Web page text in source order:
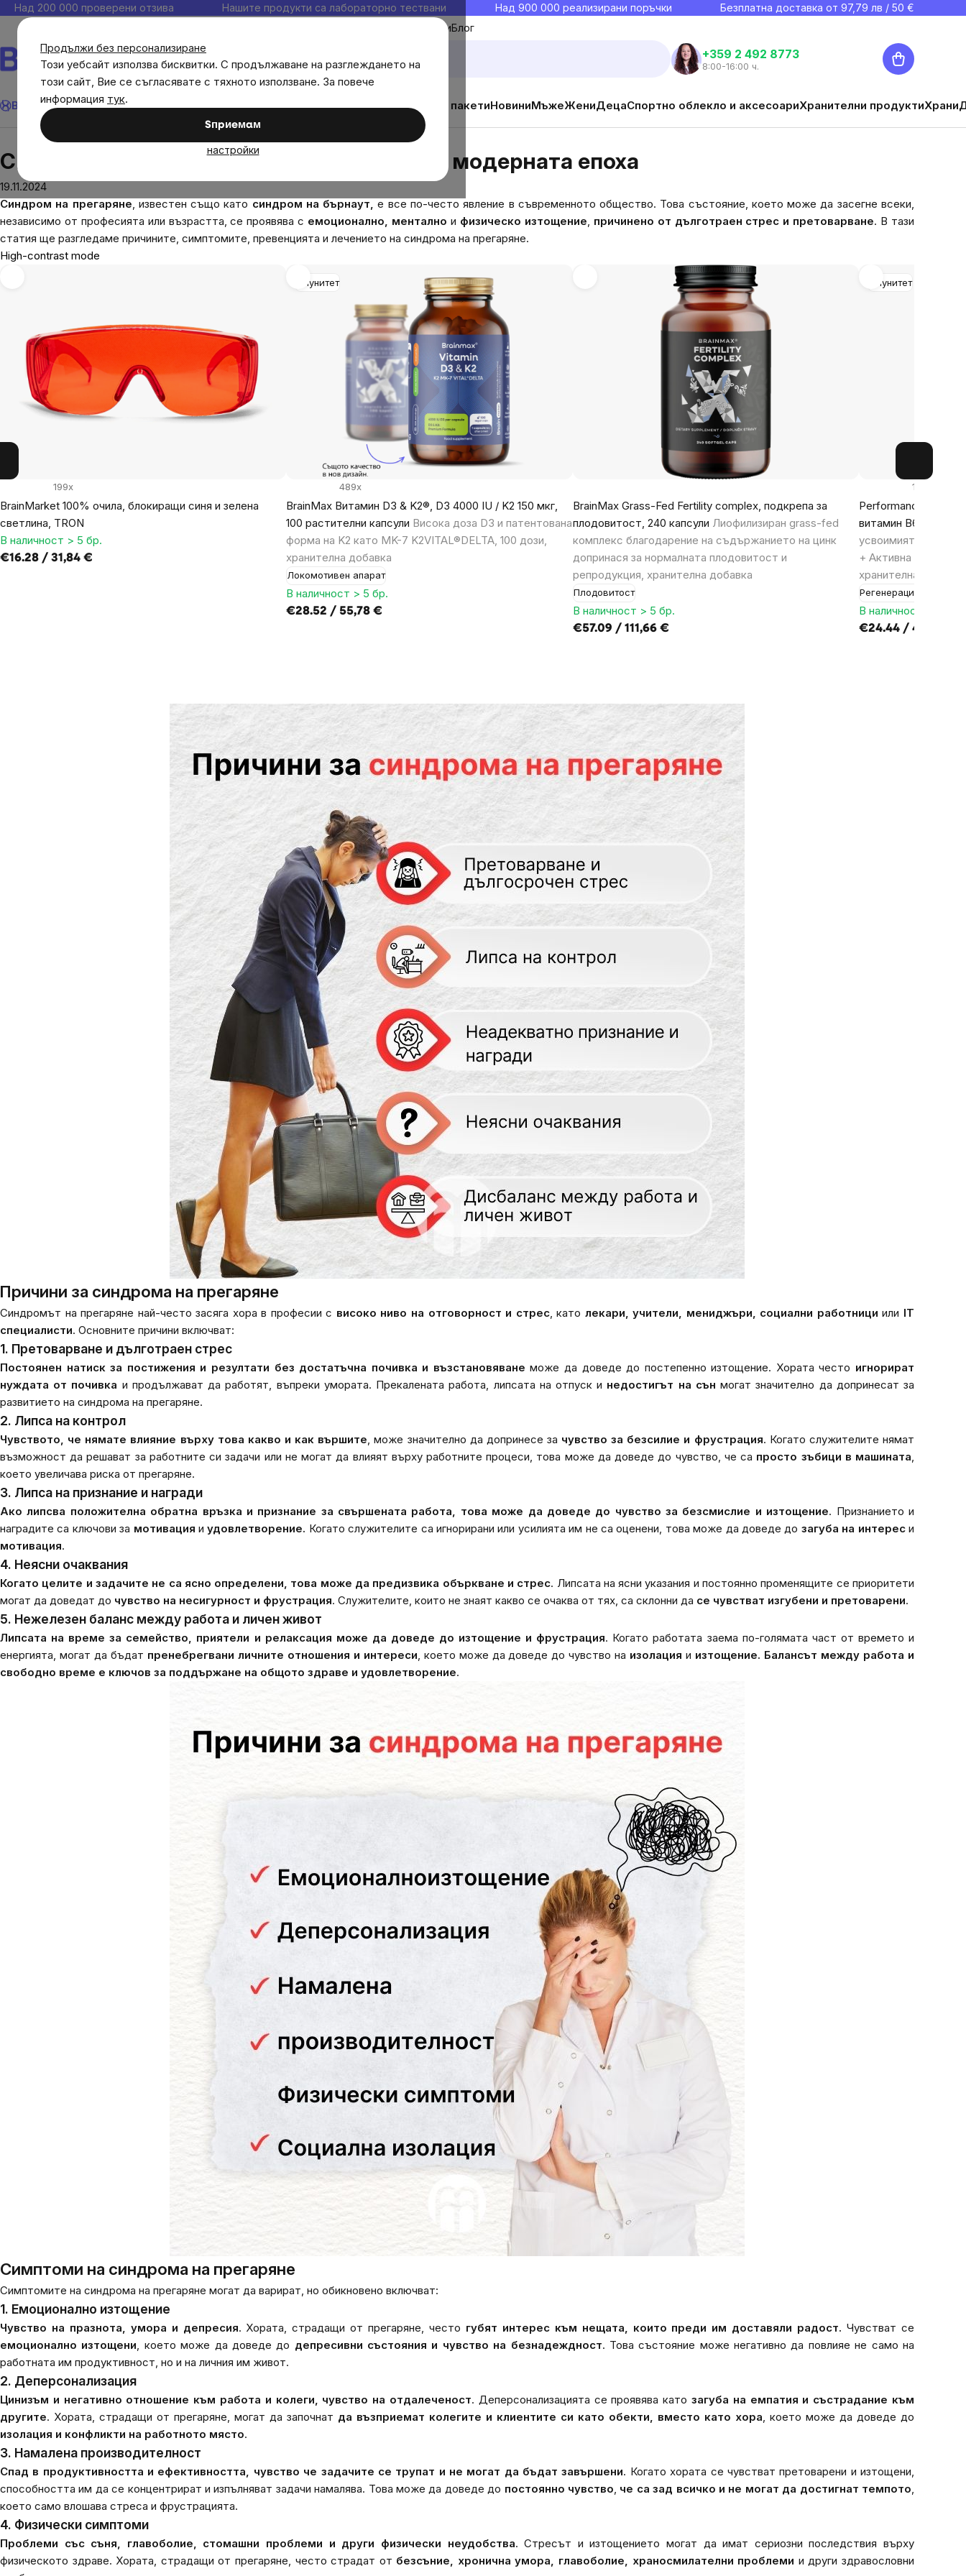
Продължи без персонализиране
Този уебсайт използва бисквитки. С продължаване на разглеждането на
този сайт, Вие се съгласявате с тяхното използване. За повече
информация тук.
Sпpиeмaм
настройки
Прескочи
към
съдържанието
Над 200 000 проверени отзива Нашите продукти са лабораторно тествани Над 900 000 реализирани поръчки Безплатна доставка от 97,79 лв / 50 €
Моите любимиБлог
+359 2 492 8773
8:00-16:00 ч.
Количка
Brainmax Имунитет Акции💪 WomenPowerЦелиДиетични добавкиИзгодни пакетиНовиниМъжеЖениДецаСпортно облекло и аксесоариХранителни продуктиХрани
Синдром на прегаряне: Скритият враг на модерната епоха
19.11.2024
Синдром на прегаряне, известен също като синдром на бърнаут, е все по-често явление в съвременното общество. Това състояние, което може да засегне всеки,
независимо от професията или възрастта, се проявява с емоционално, ментално и физическо изтощение, причинено от дълготраен стрес и претоварване. В тази
статия ще разгледаме причините, симптомите, превенцията и лечението на синдрома на прегаряне.
High-contrast mode
BrainMarket 100% очила, блокиращи синя и зелена
светлина, TRON
199x
В наличност > 5 бр.
€16.28 / 31,84 €
Имунитет
BrainMax Витамин D3 & K2®, D3 4000 IU / K2 150 мкг,
100 растителни капсули Висока доза D3 и патентована
форма на K2 като MK-7 K2VITAL®DELTA, 100 дози,
хранителна добавка
Локомотивен апарат
489x
В наличност > 5 бр.
€28.52 / 55,78 €
BrainMax Grass-Fed Fertility complex, подкрепа за
плодовитост, 240 капсули Лиофилизиран grass-fed
комплекс благодарение на съдържанието на цинк
допринася за нормалната плодовитост и
репродукция, хранителна добавка
Плодовитост
В наличност > 5 бр.
€57.09 / 111,66 €
Имунитет
Performance
витамин B6 P5P,
усвоимият
+ Активна форма
хранителна добавка
Регенерация
1148x
В наличност > 5 бр.
€24.44 / 47,80 €
Причини за синдрома на прегаряне
Синдромът на прегаряне най-често засяга хора в професии с високо ниво на отговорност и стрес, като лекари, учители, мениджъри, социални работници или IT
специалисти. Основните причини включват:
1. Претоварване и дълготраен стрес
Постоянен натиск за постижения и резултати без достатъчна почивка и възстановяване може да доведе до постепенно изтощение. Хората често игнорират
нуждата от почивка и продължават да работят, въпреки умората. Прекалената работа, липсата на отпуск и недостигът на сън могат значително да допринесат за
развитието на синдрома на прегаряне.
2. Липса на контрол
Чувството, че нямате влияние върху това какво и как вършите , може значително да допринесе за чувство за безсилие и фрустрация. Когато служителите нямат
възможност да решават за работните си задачи или не могат да влияят върху работните процеси, това може да доведе до чувство, че са просто зъбици в машината
което увеличава риска от прегаряне.
3. Липса на признание и награди
Ако липсва положителна обратна връзка и признание за свършената работа, това може да доведе до чувство за безсмислие и изтощение. Признанието и
наградите са ключови за мотивация иудовлетворение. Когато служителите са игнорирани или усилията им не са оценени, това може да доведе до загуба на интереси
мотивация.
4. Неясни очаквания
Когато целите и задачите не са ясно определени, това може да предизвика объркване и стрес. Липсата на ясни указания и постоянно променящите се приоритети
могат да доведат до чувство на несигурност и фрустрация. Служителите, които не знаят какво се очаква от тях, са склонни да се чувстват изгубени и претоварени.
5. Нежелезен баланс между работа и личен живот
Липсата на време за семейство, приятели и релаксация може да доведе до изтощение и фрустрация. Когато работата заема по-голямата част от времето и
енергията, могат да бъдат пренебрегвани личните отношения и интереси , което може да доведе до чувство на изолация и изтощение. Балансът между работа и
свободно време е ключов за поддържане на общото здраве и удовлетворение.
Симптоми на синдрома на прегаряне
Симптомите на синдрома на прегаряне могат да варират, но обикновено включват:
1. Емоционално изтощение
Чувство на празнота, умора и депресия. Хората, страдащи от прегаряне, често губят интерес към нещата, които преди им доставяли радост. Чувстват се
емоционално изтощени , което може да доведе до депресивни състояния и чувство на безнадеждност. Това състояние може негативно да повлияе не само на
работната им продуктивност, но и на личния им живот.
2. Деперсонализация
Цинизъм и негативно отношение към работа и колеги, чувство на отдалеченост. Деперсонализацията се проявява като загуба на емпатия и състрадание към
другите. Хората, страдащи от прегаряне, могат да започнат да възприемат колегите и клиентите си като обекти, вместо като хора , което може да доведе до
изолация и конфликти на работното място.
3. Намалена производителност
Спад в продуктивността и ефективността, чувство че задачите се трупат и не могат да бъдат завършени. Когато хората се чувстват претоварени и изтощени,
способността им да се концентрират и изпълняват задачи намалява. Това може да доведе до постоянно чувство че са зад всичко и не могат да достигнат темпото
което само влошава стреса и фрустрацията.
4. Физически симптоми
Проблеми със съня, главоболие, стомашни проблеми и други физически неудобства. Стресът и изтощението могат да имат сериозни последствия върху
физическото здраве. Хората, страдащи от прегаряне, често страдат от безсъние, хронична умора, главоболие, храносмилателни проблеми и други здравословни